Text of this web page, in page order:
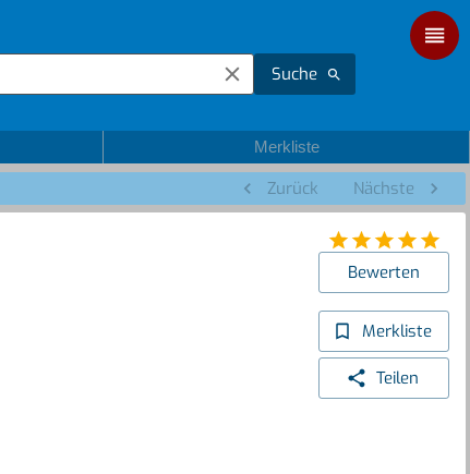
Suche
Merkliste
Zurück Nächste
Bewerten
Merkliste
Teilen